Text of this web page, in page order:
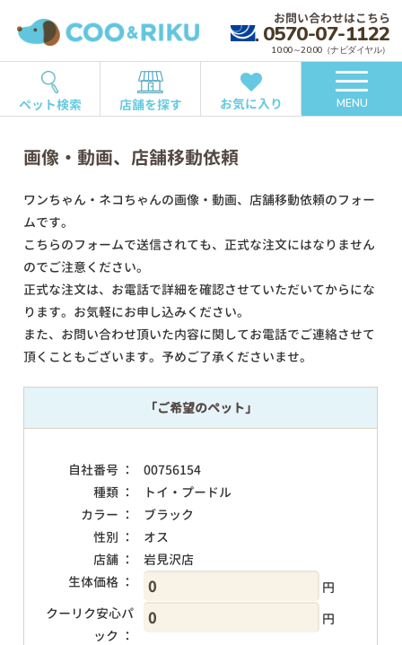
お問い合わせはこちら
0570-07-1122
10:00～20:00（ナビダイヤル）
ペット検索 店舗を探す お気に入り MENU
画像・動画、店舗移動依頼
ワンちゃん・ネコちゃんの画像・動画、店舗移動依頼のフォー
ムです。
こちらのフォームで送信されても、正式な注文にはなりません
のでご注意ください。
正式な注文は、お電話で詳細を確認させていただいてからにな
ります。お気軽にお申し込みください。
また、お問い合わせ頂いた内容に関してお電話でご連絡させて
頂くこともございます。予めご了承くださいませ。
「ご希望のペット」
自社番号 ：
00756154
種類 ：
トイ・プードル
カラー ：
ブラック
性別 ：
オス
店舗 ：
岩見沢店
生体価格 ：
円
クーリク安心パ
ック ：
円